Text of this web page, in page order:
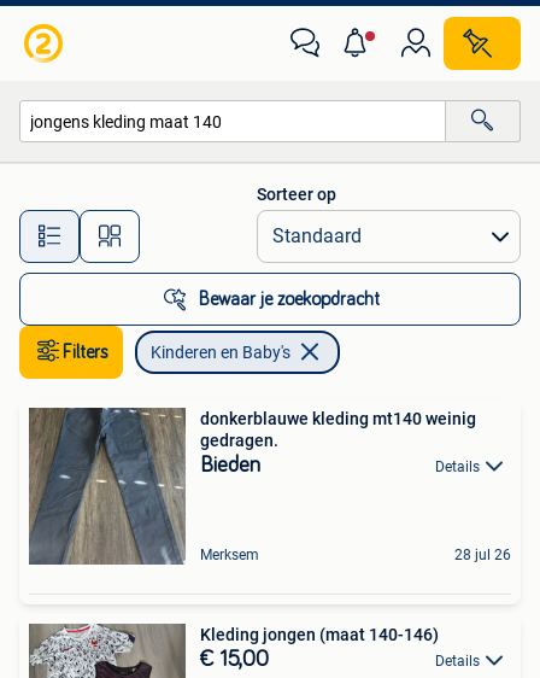
Alle afstanden…
Sorteer op
Bewaar je zoekopdracht
Filters Kinderen en Baby's
donkerblauwe kleding mt140 weinig
gedragen.
Bieden Details
Merksem 28 jul 26
Kleding jongen (maat 140-146)
€ 15,00 Details